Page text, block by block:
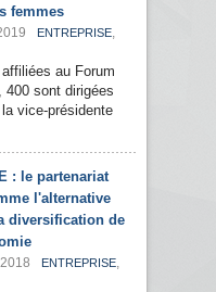
femmes
ENTREPRISE,
au Forum
400 sont dirigées
vice-présidente
: le partenariat
l'alternative
diversification de
ENTREPRISE,